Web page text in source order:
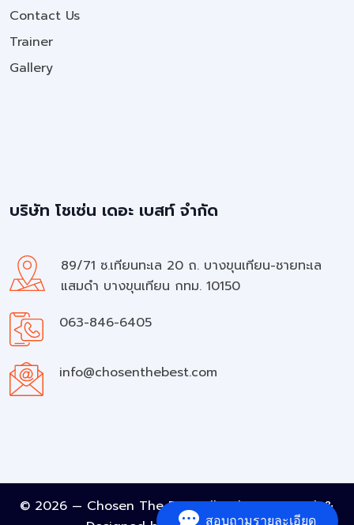
Contact Us
Trainer
Gallery
บริษัท โชเซ่น เดอะ เบสท์ จำกัด
89/71 ซ.เทียนทะเล 20 ถ. บางขุนเทียน-ชายทะเล
แสมดำ บางขุนเทียน กทม. 10150
063-846-6405
info@chosenthebest.com
© 2026 — Chosen The Best All rights reserved. &
สอบถามรายละเอียด